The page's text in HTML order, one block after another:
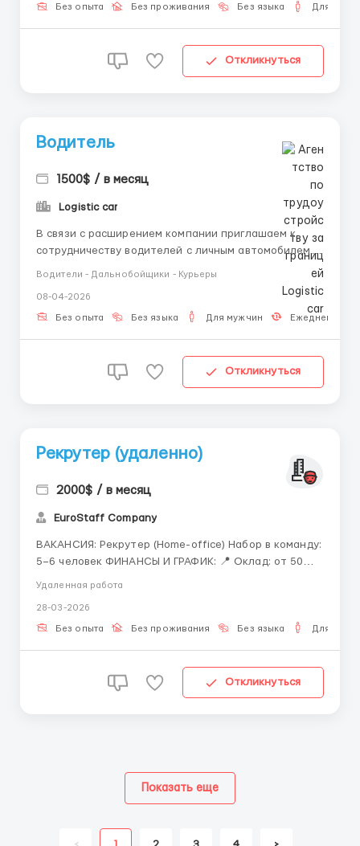
информации Передача подходящих кандидатов для
Без опыта Без проживания Без языка Для
Откликнуться
Водитель
1500$ / в месяц
Logistic car
В связи с расширением компании приглашаем к
сотрудничеству водителей с личным автомобилем.
🔹 Требования: -Водительское удостоверение
исправном состоянии -Стаж вождения от 1 года
-Ответственность, пунктуальность, вежливость
Водители - Дальнобойщики - Курьеры
08-04-2026
Без опыта Без языка Для мужчин Ежедневная
Откликнуться
Рекрутер (удаленно)
2000$ / в месяц
EuroStaff Company
ВАКАНСИЯ: Рекрутер (Home-office) Набор в команду:
5–6 человек ФИНАНСЫ И ГРАФИК: 📍 Оклад: от 50
ПРЕДОСТАВЛЯЕМ: • Полное обучение профессии с
нуля. • Быстрый вход в пр...
Удаленная работа
28-03-2026
Без опыта Без проживания Без языка Для
Откликнуться
Показать еще